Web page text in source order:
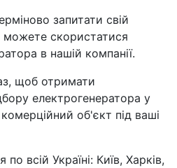
запитати свій
скористатися
в нашій компанії.
щоб отримати
електрогенератора у
об'єкт під ваші
всій Україні: Київ, Харків,